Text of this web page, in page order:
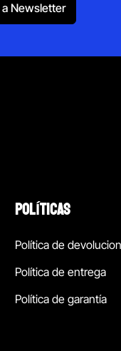
Newsletter
POLÍTICAS
Política de devolucion
Política de entrega
Política de garantía